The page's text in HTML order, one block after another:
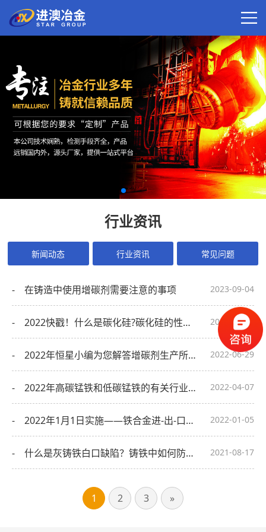
行业资讯
新闻动态 行业资讯 常见问题
- 在铸造中使用增碳剂需要注意的事项 2023-09-04
- 2022快戳！什么是碳化硅?碳化硅的性质和用途 2022-08-10
- 2022年恒星小编为您解答增碳剂生产所需原料及生产工艺都有哪些？ 2022-06-29
- 2022年高碳锰铁和低碳锰铁的有关行业信息 2022-04-07
- 2022年1月1日实施——铁合金进-出-口关税、高耗能领域能效标杆水平和基准水平、海关新规、财政政策等、2021年铁合金行业关键词 2022-01-05
- 什么是灰铸铁白口缺陷？铸铁中如何防止白口缺陷？ 2021-08-17
1 2 3 »